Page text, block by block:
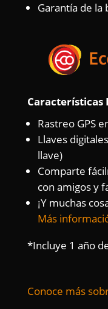
Garantía de la
Características
Rastreo GPS
Llaves
llave)
Comparte
con amigos y
¡Y muchas
Más
*Incluye 1 año
Conoce más